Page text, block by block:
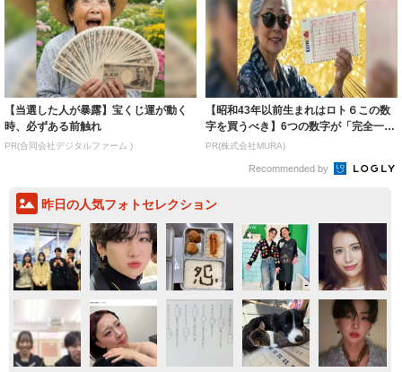
【当選した人が暴露】宝くじ運が動く
時、必ずある前触れ
PR(合同会社デジタルファーム )
【昭和43年以前生まれはロト６この数
字を買うべき】6つの数字が「完全一
致」する方...
PR(株式会社MURA)
Recommended by
昨日の人気フォトセレクション